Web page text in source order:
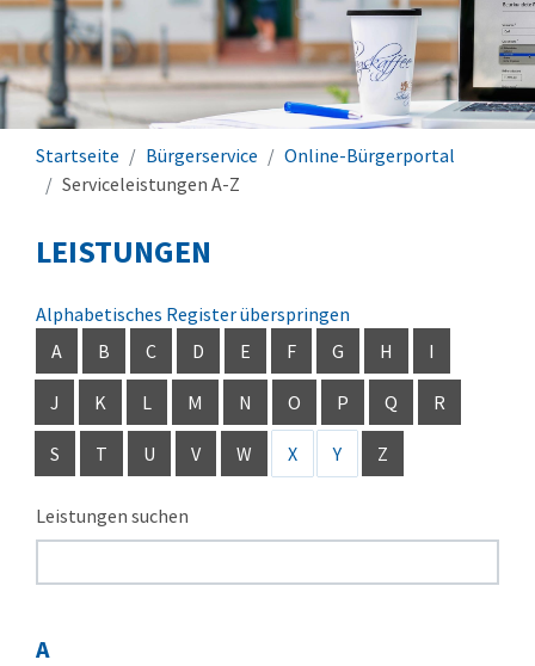
Startseite Bürgerservice
Online-Bürgerportal
Serviceleistungen A-Z
LEISTUNGEN
Alphabetisches Register überspringen
A
B C D E F G H I
J K L M N O P Q R
S T U V W X Y Z
Leistungen suchen
A